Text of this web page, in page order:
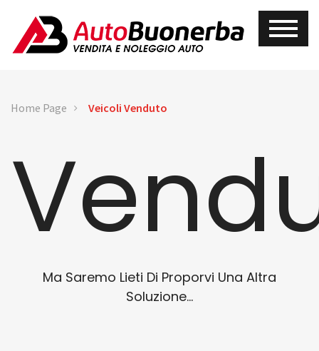
Home Page Veicoli Venduto
Ma Saremo Lieti Di Proporvi Una Altra
Soluzione...